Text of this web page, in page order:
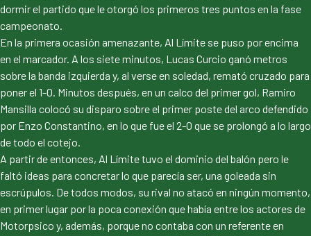
dormir el partido que le otorgó los primeros tres puntos en la fase
campeonato.
En la primera ocasión amenazante, Al Límite se puso por encima
en el marcador. A los siete minutos, Lucas Curcio ganó metros
sobre la banda izquierda y, al verse en soledad, remató cruzado para
poner el 1-0. Minutos después, en un calco del primer gol, Ramiro
Mansilla colocó su disparo sobre el primer poste del arco defendido
por Enzo Constantino, en lo que fue el 2-0 que se prolongó a lo largo
de todo el cotejo.
A partir de entonces, Al Límite tuvo el dominio del balón pero le
faltó ideas para concretar lo que parecía ser, una goleada sin
escrúpulos. De todos modos, su rival no atacó en ningún momento,
en primer lugar por la poca conexión que había entre los actores de
Motorpsico y, además, porque no contaba con un referente en